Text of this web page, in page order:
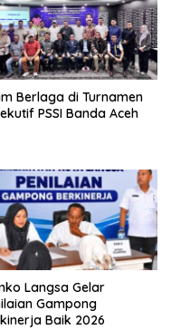
Berlaga di Turnamen
PSSI Banda Aceh
Langsa Gelar
Gampong
Baik 2026